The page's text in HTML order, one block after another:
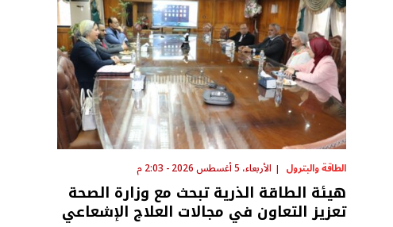
الطاقة والبترول الأربعاء، 5 أغسطس 2026 - 2:03 م
هيئة الطاقة الذرية تبحث مع وزارة الصحة
تعزيز التعاون في مجالات العلاج الإشعاعي